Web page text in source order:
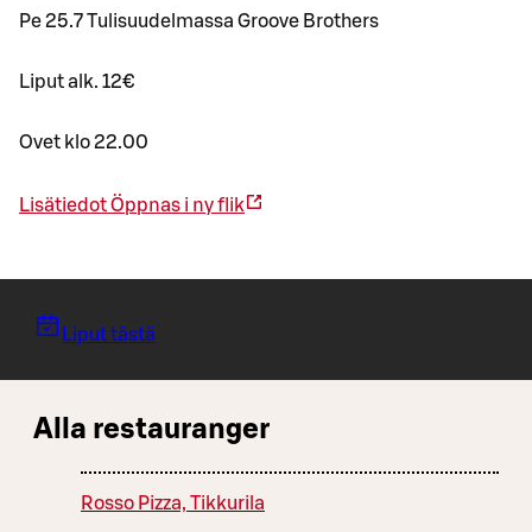
Pe 25.7 Tulisuudelmassa Groove Brothers
Liput alk. 12€
Ovet klo 22.00
LisätiedotÖppnas i ny flik
Liput tästä
Alla restauranger
Rosso Pizza, Tikkurila